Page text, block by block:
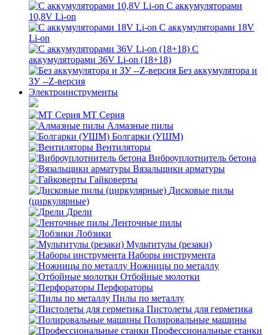
С аккумуляторами
10,8V Li-on
С аккумуляторами 18V
Li-on
С
аккумуляторами 36V Li-on (18+18)
Без аккумулятора и
ЗУ --Z-версия
Электроинструменты
MT Серия
Алмазные пилы
Болгарки (УШМ)
Вентиляторы
Виброуплотнитель бетона
Вязальщики арматуры
Гайковерты
Дисковые пилы
(циркулярные)
Дрели
Ленточные пилы
Лобзики
Мультитулы (резаки)
Наборы инструмента
Ножницы по металлу
Отбойные молотки
Перфораторы
Пилы по металлу
Пистолеты для герметика
Полировальные машины
Профессиональные станки